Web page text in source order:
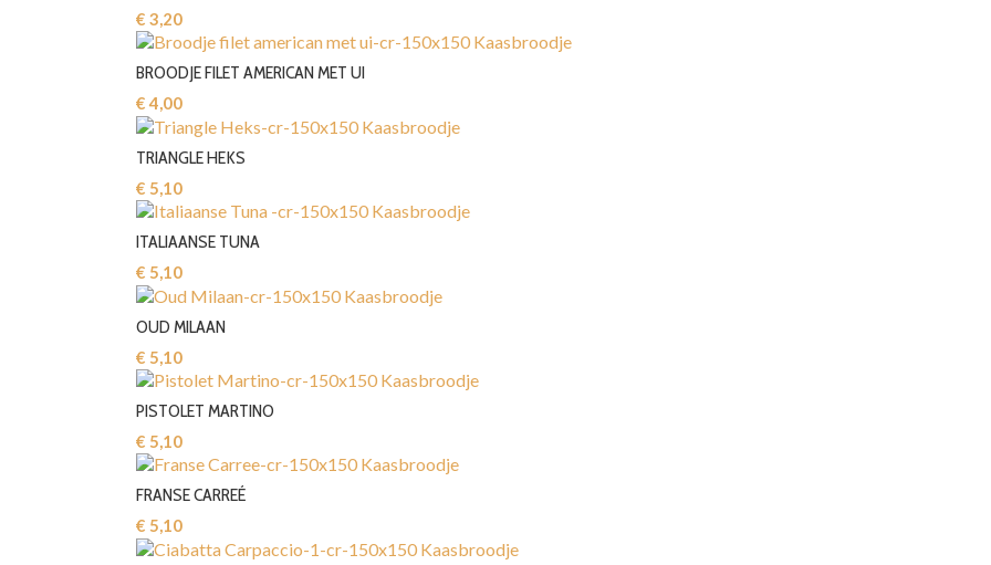
€ 3,20‎
BROODJE FILET AMERICAN MET UI
€ 4,00‎
TRIANGLE HEKS
€ 5,10‎
ITALIAANSE TUNA
€ 5,10‎
OUD MILAAN
€ 5,10‎
PISTOLET MARTINO
€ 5,10‎
FRANSE CARREÉ
€ 5,10‎